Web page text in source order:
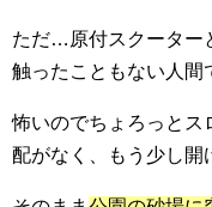
ただ…原付スクーター
触ったこともない人
怖いのでちょろっと
配がなく、もう少し開